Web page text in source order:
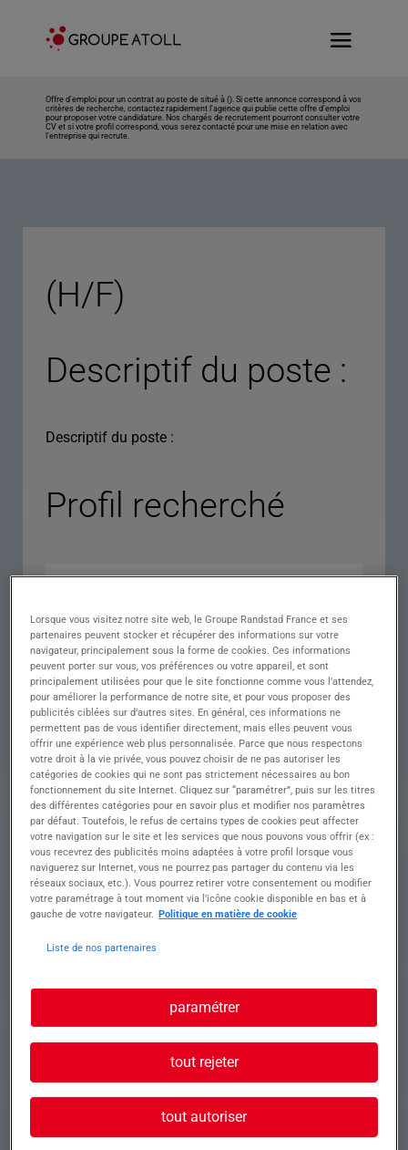
Offre d’emploi pour un contrat au poste de situé à (). Si cette annonce correspond à vos
critères de recherche, contactez rapidement l’agence qui publie cette offre d’emploi
pour proposer votre candidature. Nos chargés de recrutement pourront consulter votre
CV et si votre profil correspond, vous serez contacté pour une mise en relation avec
l’entreprise qui recrute.
(H/F)
Descriptif du poste :
Descriptif du poste :
Profil recherché
Expérience
Salaire
Contrat
Ville
()
Référence Annonce n°
Contact
Tél.
Postuler à cette offre
Lorsque vous visitez notre site web, le Groupe Randstad France et ses
partenaires peuvent stocker et récupérer des informations sur votre
navigateur, principalement sous la forme de cookies. Ces informations
peuvent porter sur vous, vos préférences ou votre appareil, et sont
principalement utilisées pour que le site fonctionne comme vous l’attendez,
pour améliorer la performance de notre site, et pour vous proposer des
publicités ciblées sur d’autres sites. En général, ces informations ne
permettent pas de vous identifier directement, mais elles peuvent vous
offrir une expérience web plus personnalisée. Parce que nous respectons
votre droit à la vie privée, vous pouvez choisir de ne pas autoriser les
catégories de cookies qui ne sont pas strictement nécessaires au bon
fonctionnement du site Internet. Cliquez sur “paramétrer”, puis sur les titres
des différentes catégories pour en savoir plus et modifier nos paramètres
par défaut. Toutefois, le refus de certains types de cookies peut affecter
votre navigation sur le site et les services que nous pouvons vous offrir (ex :
vous recevrez des publicités moins adaptées à votre profil lorsque vous
naviguerez sur Internet, vous ne pourrez pas partager du contenu via les
réseaux sociaux, etc.). Vous pourrez retirer votre consentement ou modifier
votre paramétrage à tout moment via l’icône cookie disponible en bas et à
gauche de votre navigateur. Politique en matière de cookie
Liste de nos partenaires
paramétrer
tout rejeter
tout autoriser